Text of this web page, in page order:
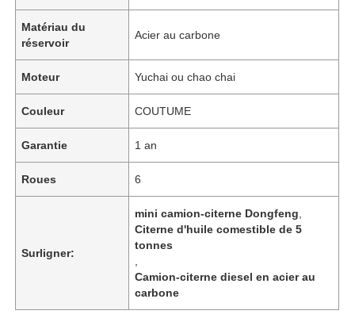
Visite d'usine
Contrôle de la qualité
Contact
nouvelles
Demande de soumission
Semi-remorque réservoir
Matériau du
réservoir
Acier au carbone
Moteur Yuchai ou chao chai
Couleur COUTUME
Garantie 1 an
Roues 6
Surligner:
mini camion-citerne Dongfeng
Citerne d'huile comestible de 5
tonnes
Camion-citerne diesel en acier au
carbone